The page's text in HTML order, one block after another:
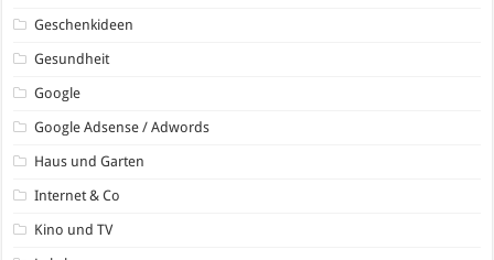
Geschenkideen
Gesundheit
Google
Google Adsense / Adwords
Haus und Garten
Internet & Co
Kino und TV